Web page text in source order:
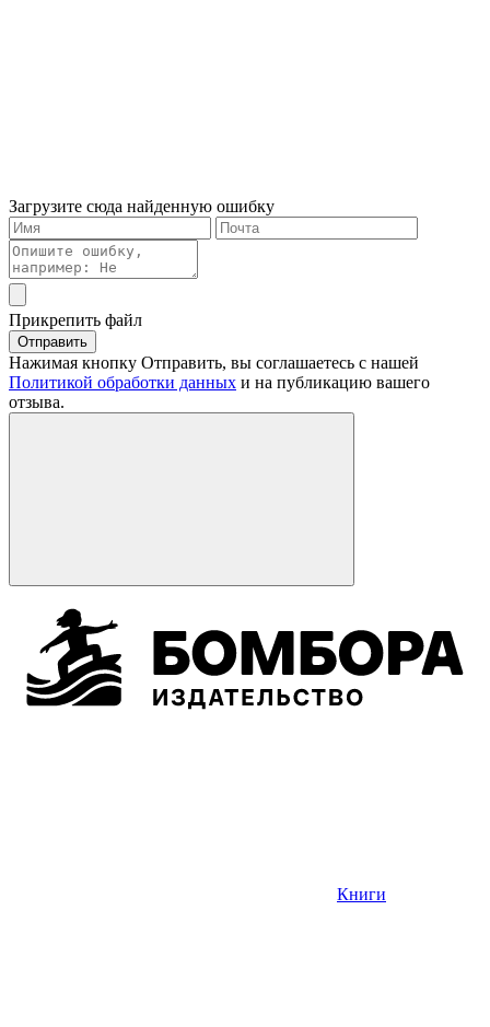
Загрузите сюда найденную ошибку
Прикрепить файл
Отправить
Нажимая кнопку Отправить, вы соглашаетесь с нашей
Политикой обработки данных и на публикацию вашего
отзыва.
Книги